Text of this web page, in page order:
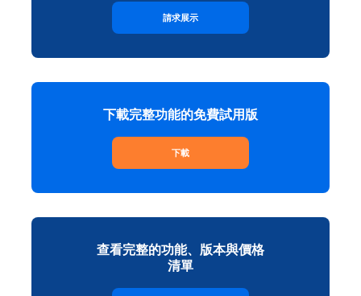
請求展示
下載完整功能的免費試用版
下載
查看完整的功能、版本與價格
清單